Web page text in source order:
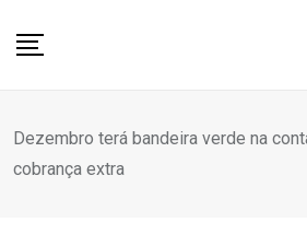
Dezembro terá bandeira verde na
cobrança extra